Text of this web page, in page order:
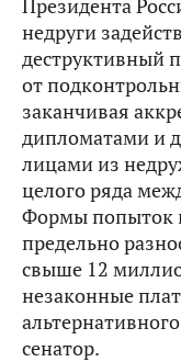
Президента
недруги
деструктивный
от
заканчивая
дипломатами и
лицами из
целого ряда
Формы попыток
предельно
свыше 12
незаконные
сенатор.